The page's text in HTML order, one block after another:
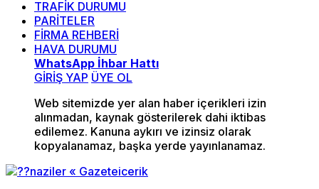
TRAFİK DURUMU
PARİTELER
FİRMA REHBERİ
HAVA DURUMU
WhatsApp İhbar Hattı
GİRİŞ YAP ÜYE OL
Web sitemizde yer alan haber içerikleri izin
alınmadan, kaynak gösterilerek dahi iktibas
edilemez. Kanuna aykırı ve izinsiz olarak
kopyalanamaz, başka yerde yayınlanamaz.